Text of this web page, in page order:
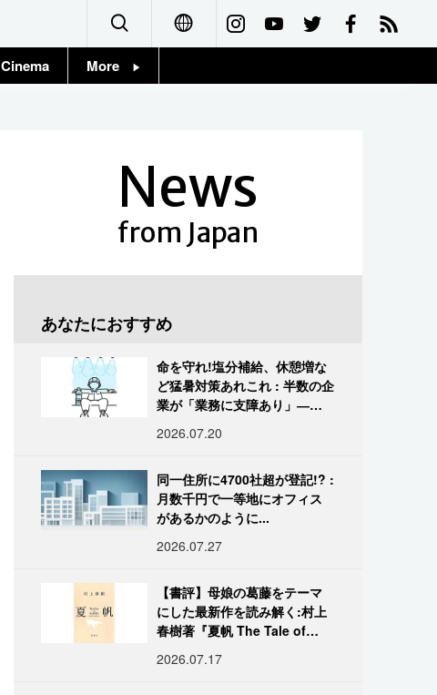
Français
Cinema More
News
from Japan
あなたにおすすめ
命を守れ!塩分補給、休憩増な
ど猛暑対策あれこれ : 半数の企
業が「業務に支障あり」―帝
2026.07.20
同一住所に4700社超が登記!? :
月数千円で一等地にオフィス
があるかのように...
2026.07.27
【書評】母娘の葛藤をテーマ
にした最新作を読み解く:村上
春樹著『夏帆 The Tale of
2026.07.17